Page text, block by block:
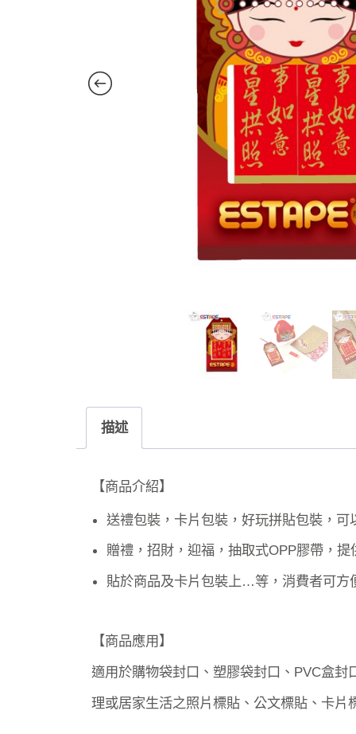
描述
【商品介紹】
送禮包裝，卡片包裝，好玩拼貼包裝，可
贈禮，招財，迎福，抽取式OPP膠帶，提
貼於商品及卡片包裝上…等，消費者可方
【商品應用】
適用於購物袋封口、塑膠袋封口、PVC盒
理或居家生活之照片標貼、公文標貼、卡片